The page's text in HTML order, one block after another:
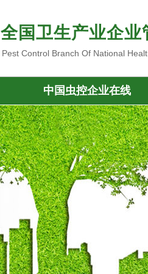
全国卫生产业企
Pest Control Branch Of National
中国虫控企业在线